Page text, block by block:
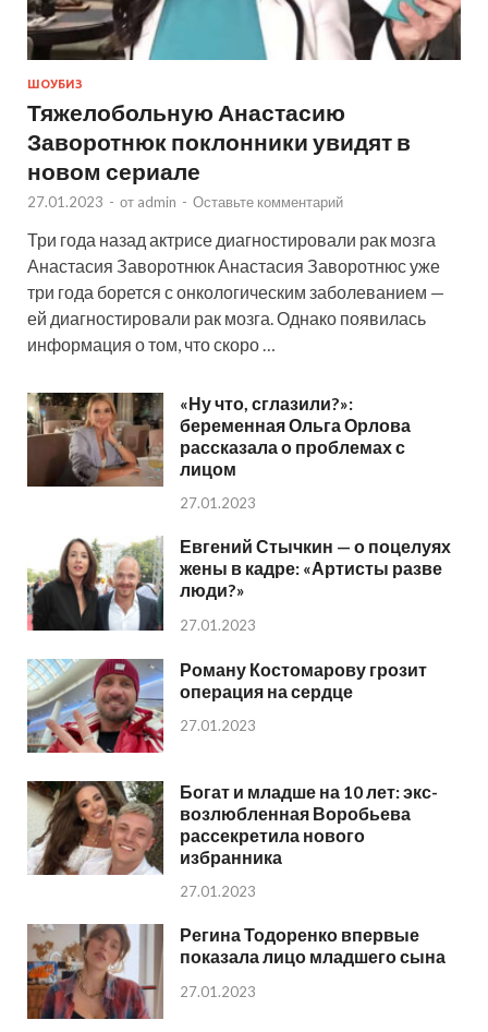
ШОУБИЗ
Тяжелобольную Анастасию
Заворотнюк поклонники увидят в
новом сериале
27.01.2023 - от admin - Оставьте комментарий
Три года назад актрисе диагностировали рак мозга
Анастасия Заворотнюк Анастасия Заворотнюс уже
три года борется с онкологическим заболеванием —
ей диагностировали рак мозга. Однако появилась
информация о том, что скоро …
«Ну что, сглазили?»:
беременная Ольга Орлова
рассказала о проблемах с
лицом
27.01.2023
Евгений Стычкин — о поцелуях
жены в кадре: «Артисты разве
люди?»
27.01.2023
Роману Костомарову грозит
операция на сердце
27.01.2023
Богат и младше на 10 лет: экс-
возлюбленная Воробьева
рассекретила нового
избранника
27.01.2023
Регина Тодоренко впервые
показала лицо младшего сына
27.01.2023